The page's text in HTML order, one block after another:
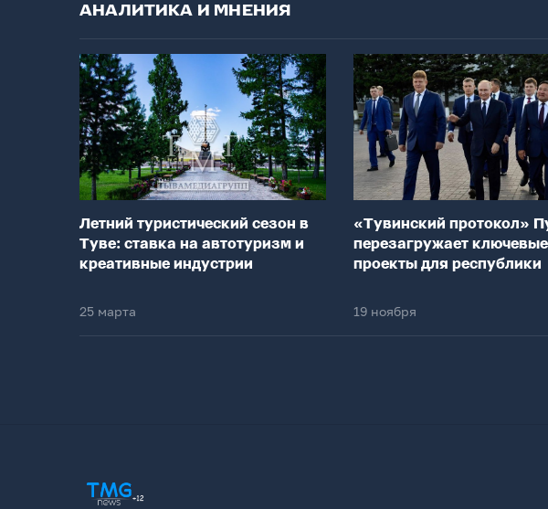
АНАЛИТИКА И МНЕНИЯ
Летний туристический сезон в
Туве: ставка на автотуризм и
креативные индустрии
25 марта
«Тувинский протокол»
перезагружает ключевые
проекты для республики
19 ноября